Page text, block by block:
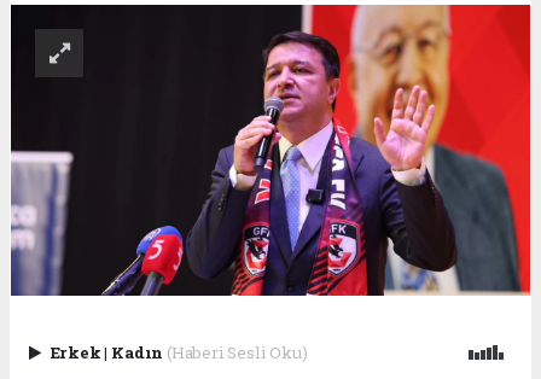
Erkek| Kadın (Haberi Sesli Oku)